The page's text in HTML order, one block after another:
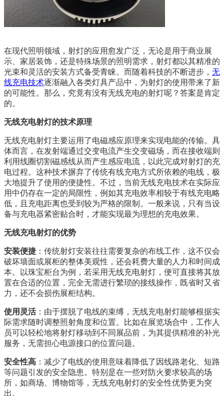
在现代照明领域，射灯的应用愈发广泛，无论是用于商业展
示、家居装饰，还是特殊场景的照明需求，射灯都以其精准的
光束和灵活的安装方式备受青睐。而随着科技的不断进步， 无
线充电技术逐渐融入各类灯具产品中，为射灯的使用带来了新
的可能性。那么，究竟有没有无线充电的射灯呢？答案是肯定
的。
无线充电射灯的技术原理
无线充电射灯主要运用了电磁感应原理来实现电能的传输。具
体而言，在发射端通过交变电流产生交变磁场，而在接收端则
利用线圈切割磁感线从而产生感应电流，以此完成对射灯的充
电过程。这种技术摒弃了传统有线充电方式所依赖的电线，极
大地提升了使用的便捷性。不过，当前无线充电技术在实际应
用中仍存在一定的局限性，例如其充电效率相较于有线充电略
低，且充电距离也受到较为严格的限制。一般来说，只有当设
备与充电器紧密贴合时，才能实现最为理想的充电效果。
无线充电射灯的优势
安装便捷 ：传统射灯安装往往需要复杂的布线工作，这不仅会
破坏墙面或展柜的整体美观性，还会耗费大量的人力和时间成
本。以珠宝柜台为例，若采用无线充电射灯，便可直接将其放
置在合适的位置，完全无需进行繁琐的接线操作，既省时又省
力，还不会损伤展柜结构。
使用灵活：由于摆脱了电线的束缚，无线充电射灯能够根据实
际需求随时调整照射角度和位置。比如在展览场合中，工作人
员可以轻松地将射灯移动到不同展品前，为其提供精准的补光
服务，无需担心电源接口的位置问题。
安全性高 ：减少了电线的使用意味着降低了因线路老化、短路
等问题引发的安全隐患。特别是在一些对防火要求较高的场
所，如商场、博物馆等，无线充电射灯的安全性优势更为突
出。